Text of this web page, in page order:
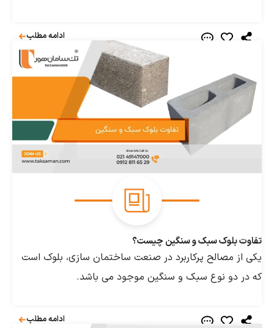
ادامه مطلب
سبک و سنگین چیست؟
مصالح پرکاربرد در صنعت ساختمان سازی، بلوک است
نوع سبک و سنگین موجود می باشد.
ادامه مطلب